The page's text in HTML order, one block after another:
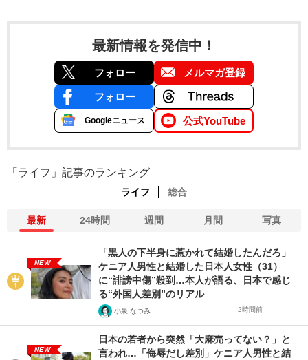
最新情報を発信中！
フォロー メルマガ登録
フォロー
Googleニュース 公式YouTube
「ライフ」記事のランキング
ライフ 総合
最新 24時間 週間 月間 写真
NEW
「黒人の下半身に惹かれて結婚したんだろ」
ケニア人男性と結婚した日本人女性（31）
に“誹謗中傷”殺到…本人が語る、日本で感じ
る“外国人差別”のリアル
小泉 なつみ 2時間前
NEW
日本の若者から突然「大麻売ってない？」と
言われ…「侮辱だし差別」ケニア人男性と結